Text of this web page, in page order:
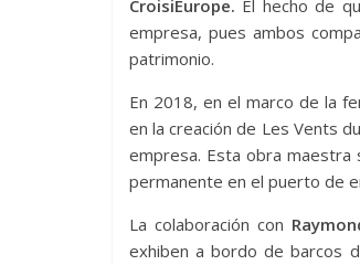
CroisiEurope. El hecho de
empresa, pues ambos
patrimonio.
En 2018, en el marco de la
en la creación de Les Vents
empresa. Esta obra maestra
permanente en el puerto de
La colaboración con
exhiben a bordo de barcos